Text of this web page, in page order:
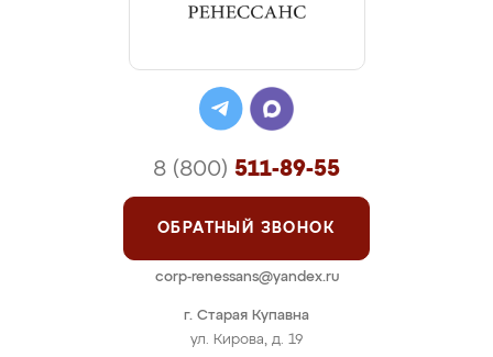
г. Старая Купавна
ул. Кирова, д. 19
8 (800) 511-89-55
ОБРАТНЫЙ ЗВОНОК
corp-renessans@yandex.ru